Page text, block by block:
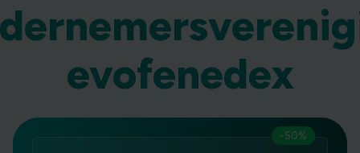
evofenedex
-50%